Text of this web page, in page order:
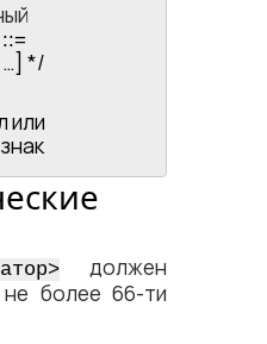
::=
…] */
или
должен
более 66-ти